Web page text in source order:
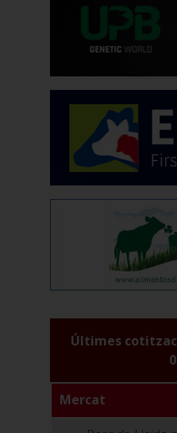
Últimes
Mercat